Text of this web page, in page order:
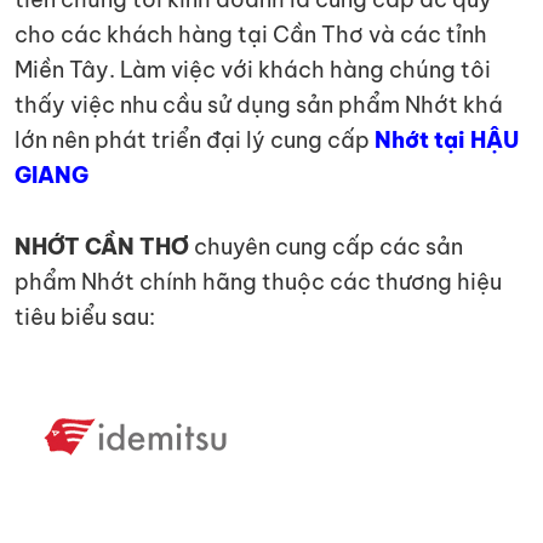
cho các khách hàng tại Cần Thơ và các tỉnh
Miền Tây. Làm việc với khách hàng chúng tôi
thấy việc nhu cầu sử dụng sản phẩm Nhớt khá
lớn nên phát triển đại lý cung cấp Nhớt tại HẬU
GIANG
NHỚT CẦN THƠ chuyên cung cấp các sản
phẩm Nhớt chính hãng thuộc các thương hiệu
tiêu biểu sau: